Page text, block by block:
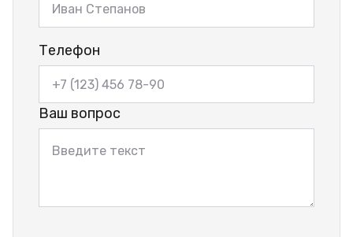
Телефон
Ваш вопрос